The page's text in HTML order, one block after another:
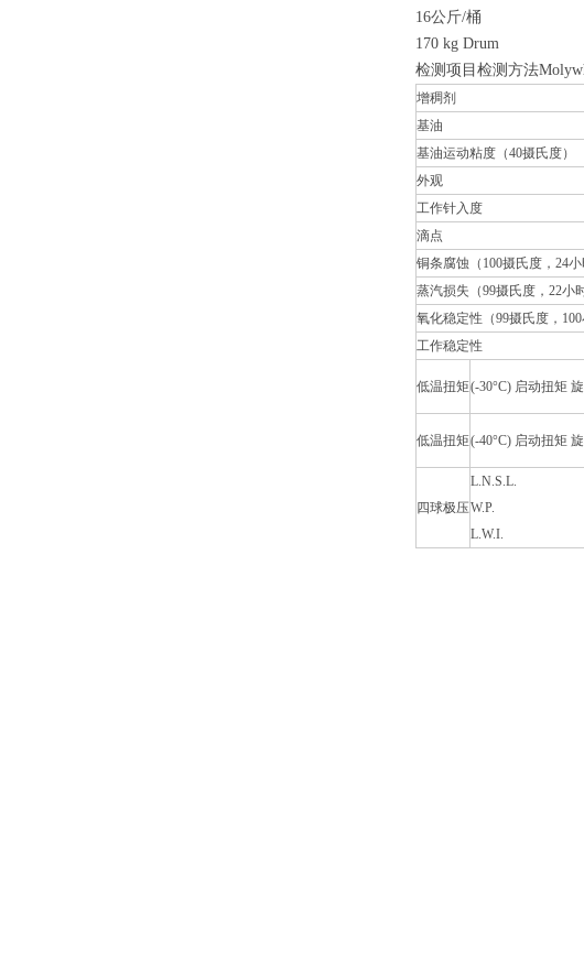
16公斤/桶
170 kg Drum
检测项目检测方法
增稠剂
基油
基油运动粘度（40摄氏度）
外观
工作针入度
滴点
铜条腐蚀（100摄氏度，24小
蒸汽损失（99摄氏度，22小时
氧化稳定性（99摄氏度，100
工作稳定性
低温扭矩(-30°C) 启动扭矩
低温扭矩(-40°C) 启动扭矩
四球极压
L.N.S.L.
W.P.
L.W.I.